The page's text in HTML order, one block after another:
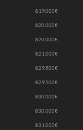
819.000€
820.000€
820.000€
821.000€
829.500€
829.500€
830.000€
830.000€
831.000€